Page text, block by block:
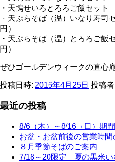
・天鴨せいろとろろご飯セット
・天ぷらそば（温）いなり寿
円）
・天ぷらそば（温）とろろご
円）
ぜひゴールデンウィークの直心
投稿日時: 2016年4月25日 投稿者:
最近の投稿
8/6（木）～8/16（日）期
お盆・お盆前後の営業時間
８月季節そばのご案内
7/18～20限定 夏の黒米い